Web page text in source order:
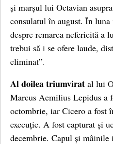
și marșul lui Octavian
consulatul în august. În
despre remarca nefericită a
trebui să i se ofere laude,
eliminat”.
Al doilea triumvirat al lui
Marcus Aemilius Lepidus a
octombrie, iar Cicero a fost
execuție. A fost capturat și
decembrie. Capul și mâinile